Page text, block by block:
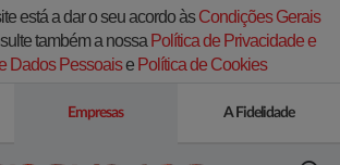
está a dar o seu acordo àsCondições Gerais
também a nossa Política de Privacidade e
Dados Pessoaise Política de Cookies
Empresas A Fidelidade